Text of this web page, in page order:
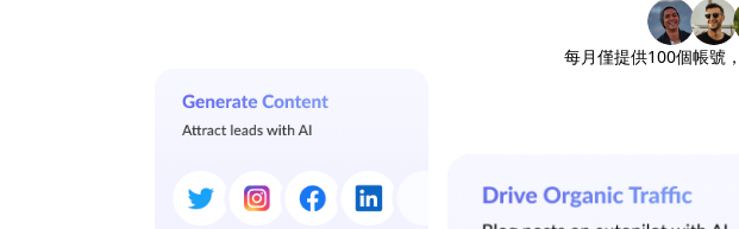
每月僅提供100個帳號